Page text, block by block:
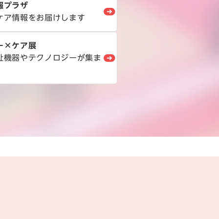
プラザ
ア情報をお届けします
×ケア展
機器やテクノロジーが集ま